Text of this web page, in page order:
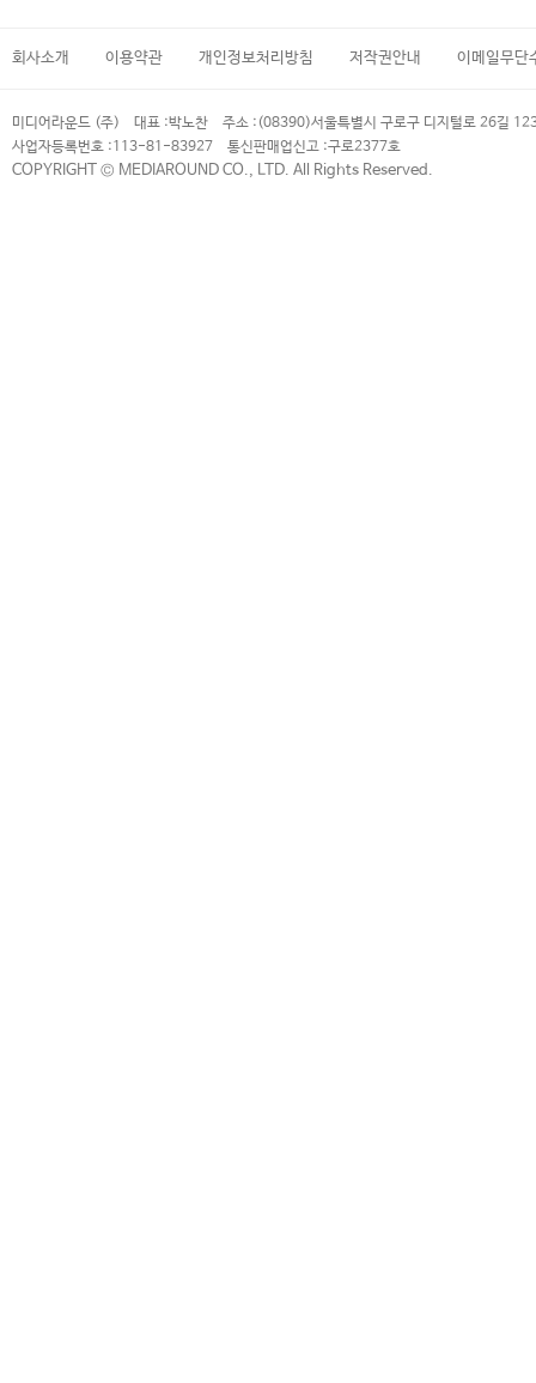
회사소개 이용약관 개인정보처리방침 저작권안내 이메일무단
미디어라운드 (주) 대표 :박노찬 주소 : (08390)서울특별시 구로구 디지털로 26길
사업자등록번호 :113-81-83927 통신판매업신고 :구로2377호
COPYRIGHT © MEDIAROUND CO., LTD. All Rights Reserved.